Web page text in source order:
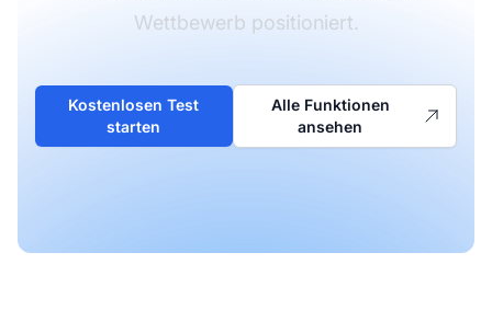
Wettbewerb positioniert.
Kostenlosen Test
starten
Alle Funktionen
ansehen